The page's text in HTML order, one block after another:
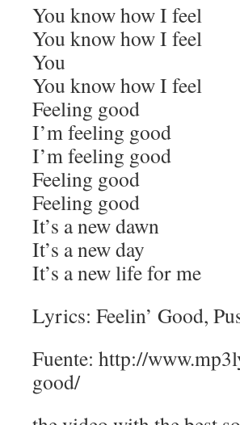
You know how I feel
You know how I feel
You
You know how I feel
Feeling good
I’m feeling good
I’m feeling good
Feeling good
Feeling good
It’s a new dawn
It’s a new day
It’s a new life for me
Lyrics: Feelin’ Good,
Fuente: http://
good/